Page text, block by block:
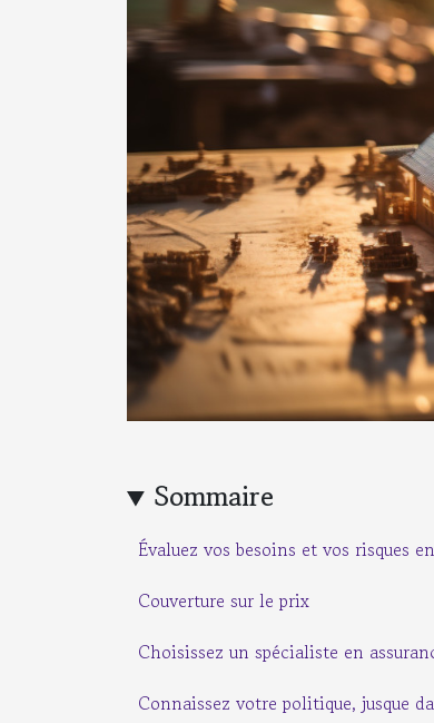
Sommaire
Évaluez vos besoins et vos risques
Couverture sur le prix
Choisissez un spécialiste en
Connaissez votre politique, jusque